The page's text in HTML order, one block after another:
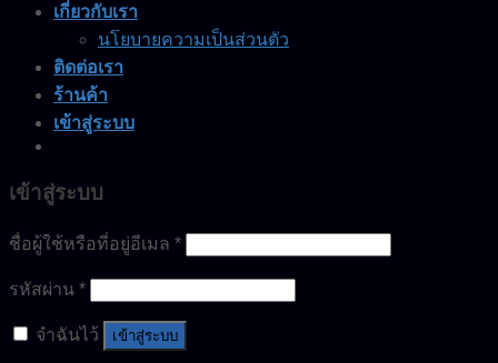
เกี่ยวกับเรา
นโยบายความเป็นส่วนตัว
ติดต่อเรา
ร้านค้า
เข้าสู่ระบบ
เข้าสู่ระบบ
ชื่อผู้ใช้หรือที่อยู่อีเมล *
รหัสผ่าน *
จำฉันไว้ เข้าสู่ระบบ